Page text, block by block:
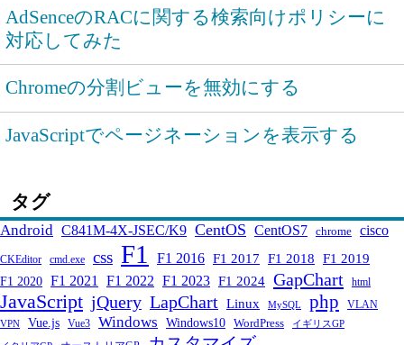
AdSenceのRACに関する検索向けポリシーに
対応してみた
Chromeの分割ビューを無効にする
JavaScriptでページネーションを表示する
タグ
Android C841M-4X-JSEC/K9 CentOS CentOS7 chrome cisco
CKEditor cmd.exe css F1 F1 2016 F1 2017 F1 2018 F1 2019
F1 2020 F1 2021 F1 2022 F1 2023 F1 2024 GapChart html
JavaScript jQuery LapChart Linux MySQL php VLAN
VPN Vue.js Vue3 Windows Windows10 WordPress イギリスGP